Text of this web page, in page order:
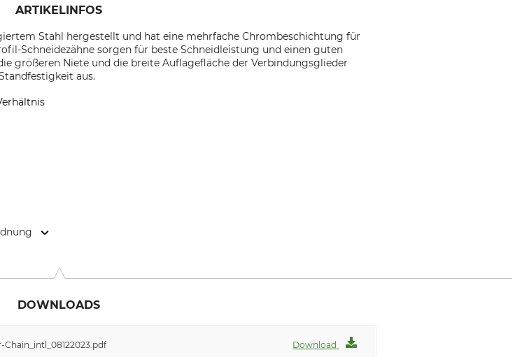
ARTIKELINFOS
Stahl hergestellt und hat eine mehrfache Chrombeschichtung für
Schneidezähne sorgen für beste Schneidleistung und einen guten
größeren Niete und die breite Auflagefläche der Verbindungsglieder
aus.
DOWNLOADS
Download